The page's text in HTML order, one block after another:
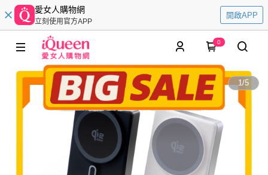
愛女人購物網
立刻使用官方APP
開啟APP
0
1/5